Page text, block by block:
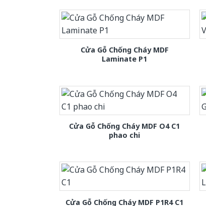
Cửa Gỗ Chống Cháy MDF
Laminate P1
Cửa Gỗ Chống Cháy MDF O4 C1
phao chi
Cửa Gỗ Chống Cháy MDF P1R4 C1